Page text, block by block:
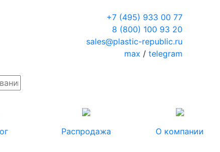
+7 (495) 933 00 77
8 (800) 100 93 20
sales@plastic-republic.ru
max / telegram
Распродажа О компании